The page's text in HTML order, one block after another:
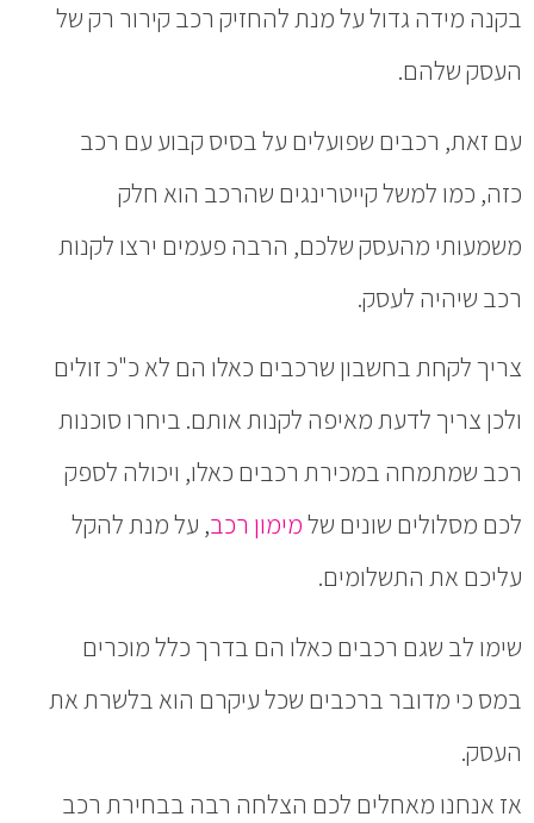
בקנה מידה גדול על מנת להחזיק רכב קירור רק של
העסק שלהם.
עם זאת, רכבים שפועלים על בסיס קבוע עם רכב
כזה, כמו למשל קייטרינגים שהרכב הוא חלק
משמעותי מהעסק שלכם, הרבה פעמים ירצו לקנות
רכב שיהיה לעסק.
צריך לקחת בחשבון שרכבים כאלו הם לא כ"כ זולים
ולכן צריך לדעת מאיפה לקנות אותם. ביחרו סוכנות
רכב שמתמחה במכירת רכבים כאלו, ויכולה לספק
לכם מסלולים שונים שלמימון רכב, על מנת להקל
עליכם את התשלומים.
שימו לב שגם רכבים כאלו הם בדרך כלל מוכרים
במס כי מדובר ברכבים שכל עיקרם הוא בלשרת את
העסק.
אז אנחנו מאחלים לכם הצלחה רבה בבחירת רכב